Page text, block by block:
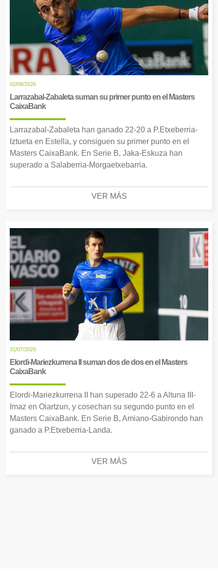
02/08/2026
Larrazabal-Zabaleta suman su primer punto en el Masters
CaixaBank
Larrazabal-Zabaleta han ganado 22-20 a P.Etxeberria-
Iztueta en Estella, y consiguen su primer punto en el
Masters CaixaBank. En Serie B, Jaka-Eskuza han
superado a Salaberria-Morgaetxebarria.
VER MÁS
31/07/2026
Elordi-Mariezkurrena II suman dos de dos en el Masters
CaixaBank
Elordi-Mariezkurrena II han superado 22-6 a Altuna III-
Imaz en Oiartzun, y cosechan su segundo punto en el
Masters CaixaBank. En Serie B, Amiano-Gabirondo han
ganado a P.Etxeberria-Landa.
VER MÁS